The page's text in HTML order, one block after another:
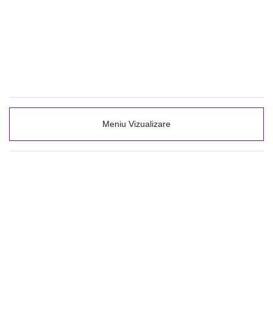
Meniu Vizualizare